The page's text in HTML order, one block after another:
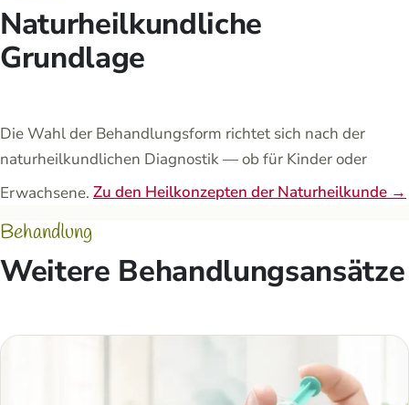
Naturheilkundliche
Grundlage
Die Wahl der Behandlungsform richtet sich nach der
naturheilkundlichen Diagnostik — ob für Kinder oder
Erwachsene. Zu den Heilkonzepten der Naturheilkunde →
Behandlung
Weitere Behandlungsansätze